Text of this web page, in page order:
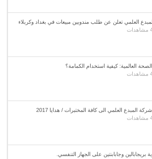
العلمي تعلن عن طلب مندوبين مبيعات في بغداد وكربلاء
العالمية: كيفية استخدام الكمامة؟
المبدع العلمي الى كافة المختبرات / هدايا 2017
بريجابالين وجابابنتين على الجهاز التنفسي.